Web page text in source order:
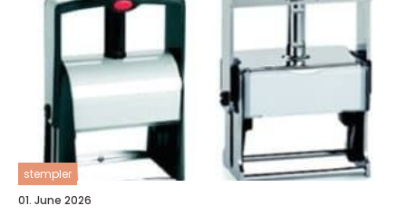
stempler
01. June 2026